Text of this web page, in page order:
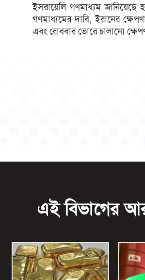
ইসরায়েলি গণমাধ্যম
গণমাধ্যমের দাবি, ইরানের
এবং রোববার ভোরে চালানো
এই বিভাগের